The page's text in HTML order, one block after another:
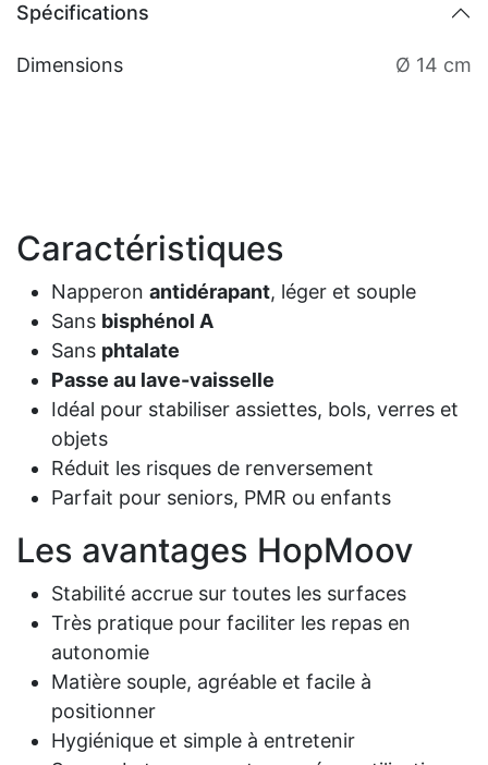
Spécifications
Dimensions Ø 14 cm
Caractéristiques
Napperon antidérapant, léger et souple
Sans bisphénol A
Sans phtalate
Passe au lave-vaisselle
Idéal pour stabiliser assiettes, bols, verres et
objets
Réduit les risques de renversement
Parfait pour seniors, PMR ou enfants
Les avantages HopMoov
Stabilité accrue sur toutes les surfaces
Très pratique pour faciliter les repas en
autonomie
Matière souple, agréable et facile à
positionner
Hygiénique et simple à entretenir